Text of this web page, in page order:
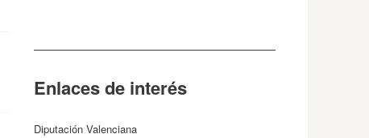
Enlaces de interés
Diputación Valenciana